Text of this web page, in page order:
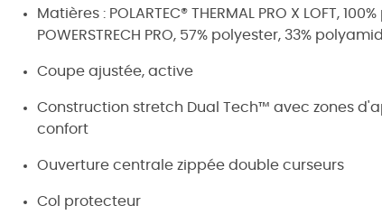
Matières : POLARTEC® THERMAL PRO X LOFT,
POWERSTRECH PRO, 57% polyester, 33%
Coupe ajustée, active
Construction stretch Dual Tech™ avec zones
confort
Ouverture centrale zippée double curseurs
Col protecteur